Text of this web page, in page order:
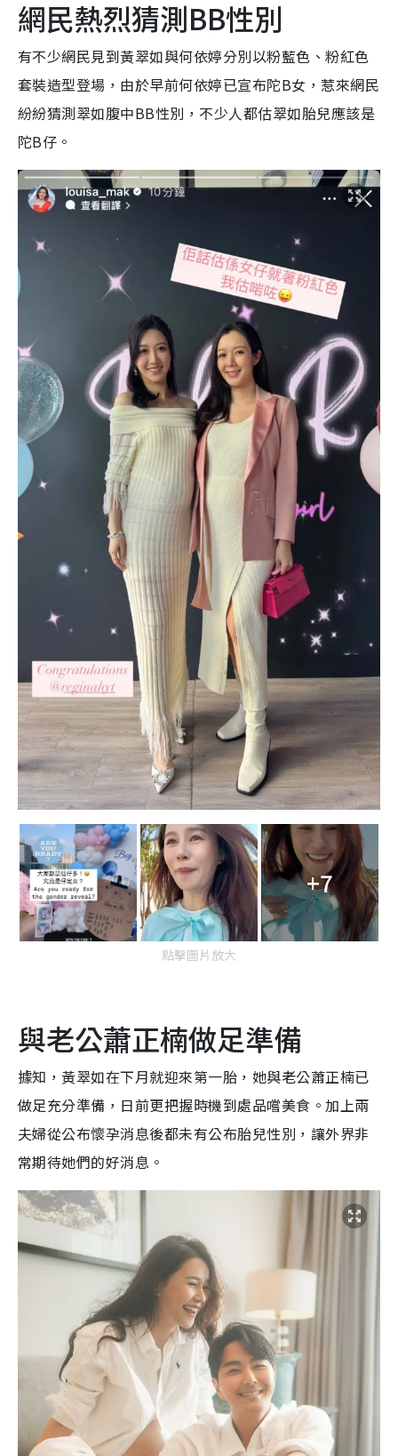
網民熱烈猜測BB性別
有不少網民見到黃翠如與何依婷分別以粉藍色、粉紅色
套裝造型登場，由於早前何依婷已宣布陀B女，惹來網民
紛紛猜測翠如腹中BB性別，不少人都估翠如胎兒應該是
陀B仔。
+7
點擊圖片放大
與老公蕭正楠做足準備
據知，黃翠如在下月就迎來第一胎，她與老公蕭正楠已
做足充分準備，日前更把握時機到處品嚐美食。加上兩
夫婦從公布懷孕消息後都未有公布胎兒性別，讓外界非
常期待她們的好消息。